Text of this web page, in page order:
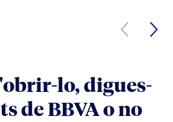
lo, digues-
de BBVA o no